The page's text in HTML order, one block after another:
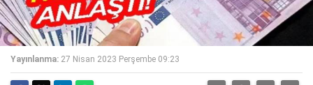
Yayınlanma: 27 Nisan 2023 Perşembe 09:23